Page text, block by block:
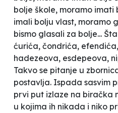
bolje škole, moramo imati
imali bolju vlast, moramo
bismo glasali za bolje...
ćurića, čondrića,
hadezeova, esdepeova,
Takvo se pitanje u
postavlja. Ispada sasvim
prvi put izlaze na biračka
u kojima ih nikada i niko